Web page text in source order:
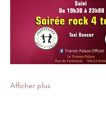
Afficher plus